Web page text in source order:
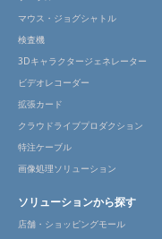
マウス・ジョグシャトル
検査機
3Dキャラクタージェネレーター
ビデオレコーダー
拡張カード
クラウドライブプロダクション
特注ケーブル
画像処理ソリューション
ソリューションから探す
店舗・ショッピングモール